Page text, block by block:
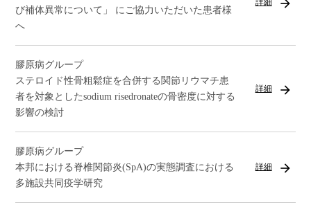
び補体異常について」 にご協力いただいた患者様
へ
詳細 arrow_forward
膠原病グループ
ステロイド性骨粗鬆症を合併する関節リウマチ患
者を対象としたsodium risedronateの骨密度に対する
影響の検討
詳細 arrow_forward
膠原病グループ
本邦における脊椎関節炎(SpA)の実態調査における
多施設共同疫学研究
詳細 arrow_forward